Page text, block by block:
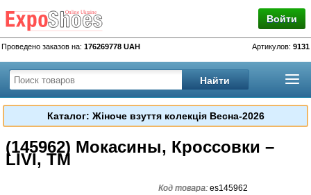
Войти
Проведено заказов на: 176269778 UAH Артикулов: 9131
Каталог: Жіноче взуття колекція Весна-2026
(145962) Мокасины, Кроссовки –
LIVI, TM
Код товара:es145962